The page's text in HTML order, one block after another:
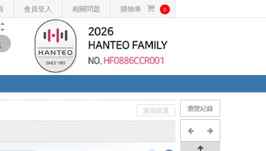
會員登入 相關問題 購物車 0
瀏覽紀錄
進階篩選